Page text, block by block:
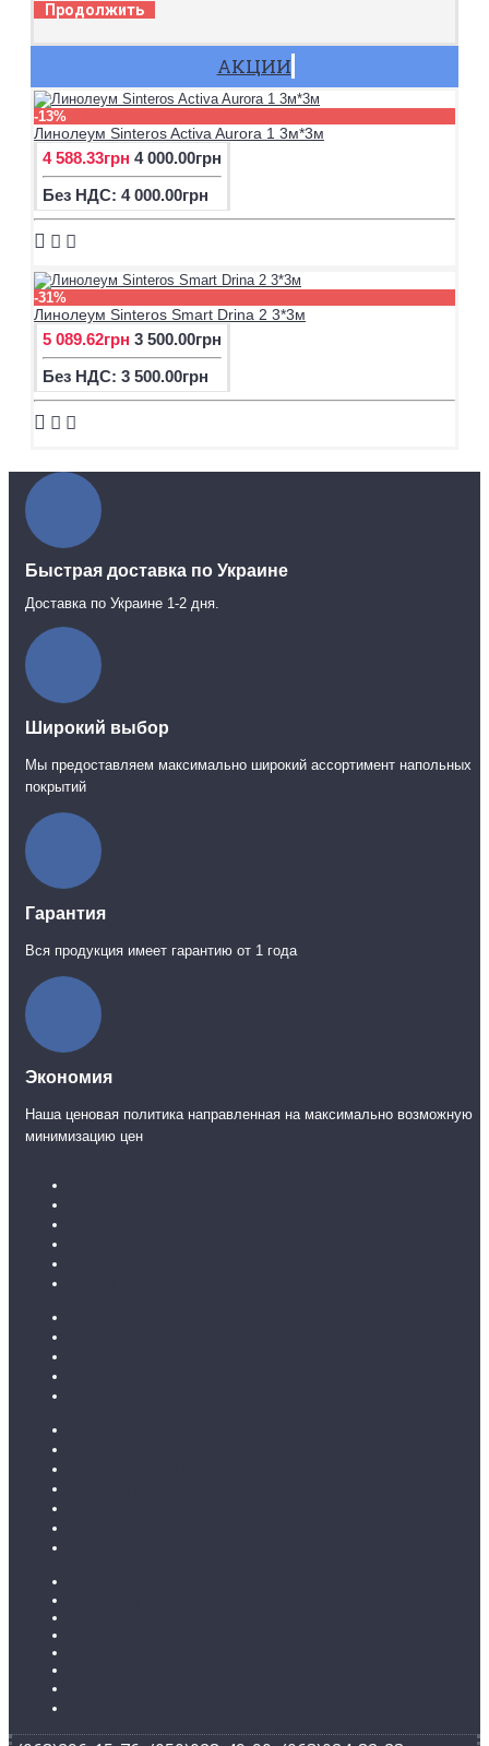
Продолжить
АКЦИИ
-13%
Линолеум Sinteros Activa Aurora 1 3м*3м
4 588.33грн 4 000.00грн
Без НДС: 4 000.00грн
-31%
Линолеум Sinteros Smart Drina 2 3*3м
5 089.62грн 3 500.00грн
Без НДС: 3 500.00грн
Быстрая доставка по Украине
Доставка по Украине 1-2 дня.
Широкий выбор
Мы предоставляем максимально широкий ассортимент напольных
покрытий
Гарантия
Вся продукция имеет гарантию от 1 года
Экономия
Наша ценовая политика направленная на максимально возможную
минимизацию цен